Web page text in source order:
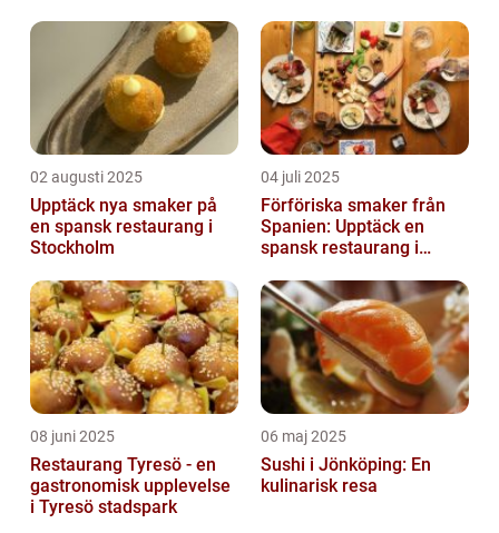
02 augusti 2025
Upptäck nya smaker på
en spansk restaurang i
Stockholm
04 juli 2025
Förföriska smaker från
Spanien: Upptäck en
spansk restaurang i
08 juni 2025
Restaurang Tyresö - en
gastronomisk upplevelse
i Tyresö stadspark
06 maj 2025
Sushi i Jönköping: En
kulinarisk resa